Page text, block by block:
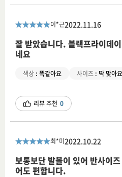
이*근2022.11.16
잘 받았습니다. 블랙프라이데
네요
색상 : 똑같아요 사이즈 : 딱 맞아요
리뷰 추천 0
최*미2022.10.22
보통보단 발볼이 있어 반사이
어도 편합니다.